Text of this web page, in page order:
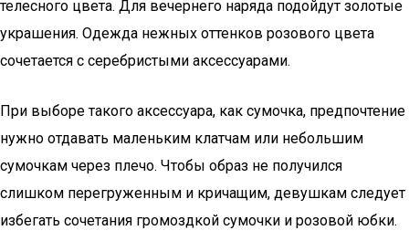
телесного цвета. Для вечернего наряда подойдут золотые
украшения. Одежда нежных оттенков розового цвета
сочетается с серебристыми аксессуарами.
При выборе такого аксессуара, как сумочка, предпочтение
нужно отдавать маленьким клатчам или небольшим
сумочкам через плечо. Чтобы образ не получился
слишком перегруженным и кричащим, девушкам следует
избегать сочетания громоздкой сумочки и розовой юбки.